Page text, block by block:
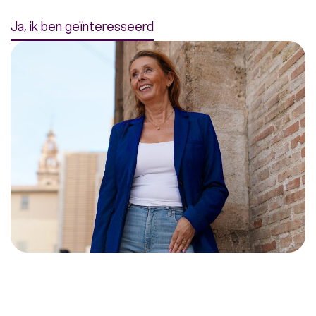
Ja, ik ben geïnteresseerd